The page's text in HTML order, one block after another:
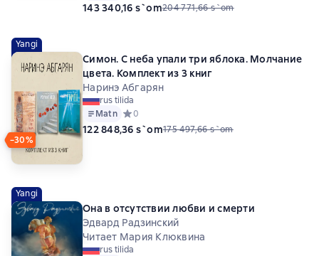
143 340,16 s`om204 771,66 s`om
Yangi
−30%
Симон. С неба упали три яблока. Молчание
цвета. Комплект из 3 книг
Наринэ Абгарян
rus tilida
Matn Средний рейтинг 0 на основе 0 оценок
0
122 848,36 s`om175 497,66 s`om
Yangi
Она в отсутствии любви и смерти
Эдвард Радзинский
Читает Мария Клюквина
rus tilida